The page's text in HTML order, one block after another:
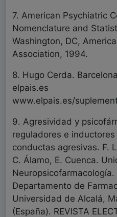
7. American Psychiatric
Nomenclature and
Washington, DC,
Association, 1994.
8. Hugo Cerda.
elpais.es
www.elpais.es/
9. Agresividad y
reguladores e inductores
conductas agresivas. F.
C. Álamo, E. Cuenca.
Neuropsicofarmacología.
Departamento de
Universidad de Alcalá,
(España). REVISTA